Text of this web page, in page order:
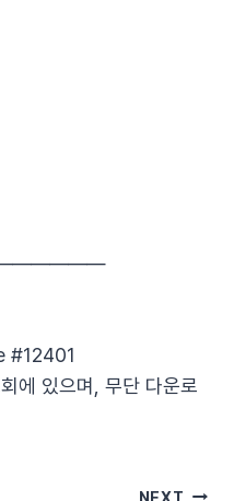
#12401
에 있으며, 무단 다운로
NEXT